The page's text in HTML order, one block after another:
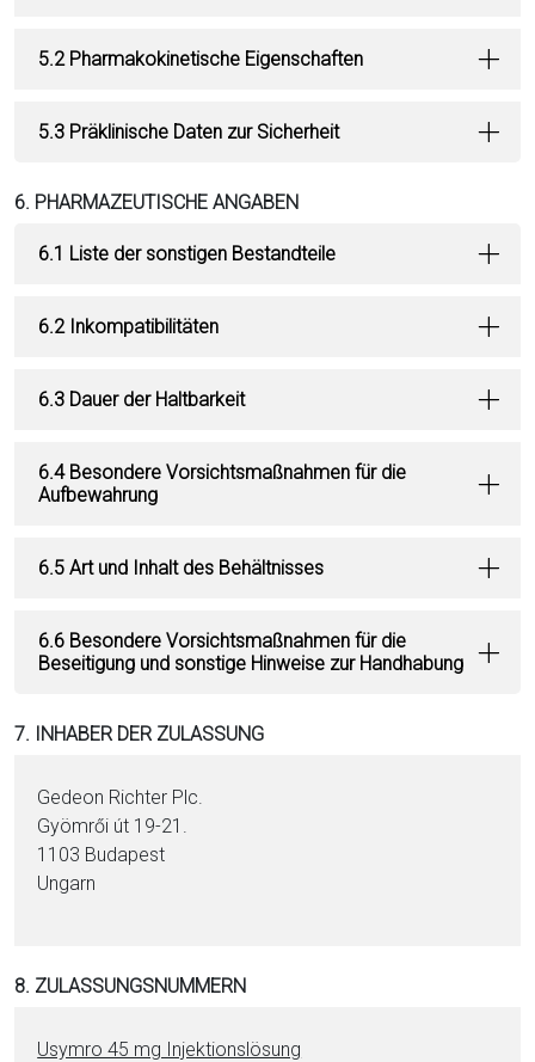
5.2 Pharmakokinetische Eigenschaften
5.3 Präklinische Daten zur Sicherheit
6. PHARMAZEUTISCHE ANGABEN
6.1 Liste der sonstigen Bestandteile
6.2 Inkompatibilitäten
6.3 Dauer der Haltbarkeit
6.4 Besondere Vorsichtsmaßnahmen für die
Aufbewahrung
6.5 Art und Inhalt des Behältnisses
6.6 Besondere Vorsichtsmaßnahmen für die
Beseitigung und sonstige Hinweise zur Handhabung
7. INHABER DER ZULASSUNG
Gedeon Richter Plc.
Gyömrői út 19-21.
1103 Budapest
Ungarn
8. ZULASSUNGSNUMMERN
Usymro 45 mg In­jektionslösung